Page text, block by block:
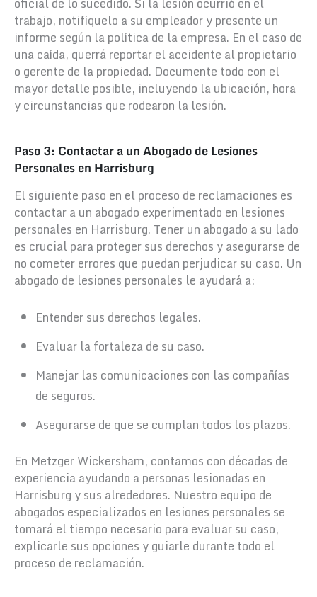
trabajo, notifíquelo a su empleador y presente un
informe según la política de la empresa. En el caso de
una caída, querrá reportar el accidente al propietario
o gerente de la propiedad. Documente todo con el
mayor detalle posible, incluyendo la ubicación, hora
y circunstancias que rodearon la lesión.
Paso 3: Contactar a un Abogado de Lesiones
Personales en Harrisburg
El siguiente paso en el proceso de reclamaciones es
contactar a un abogado experimentado en lesiones
personales en Harrisburg. Tener un abogado a su lado
es crucial para proteger sus derechos y asegurarse de
no cometer errores que puedan perjudicar su caso. Un
abogado de lesiones personales le ayudará a:
Entender sus derechos legales.
Evaluar la fortaleza de su caso.
Manejar las comunicaciones con las compañías
de seguros.
Asegurarse de que se cumplan todos los plazos.
En Metzger Wickersham, contamos con décadas de
experiencia ayudando a personas lesionadas en
Harrisburg y sus alrededores. Nuestro equipo de
abogados especializados en lesiones personales se
tomará el tiempo necesario para evaluar su caso,
explicarle sus opciones y guiarle durante todo el
proceso de reclamación.